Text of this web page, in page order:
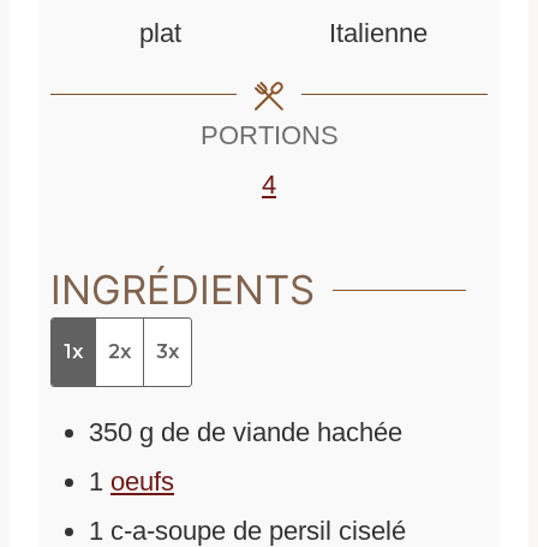
s
plat
Italienne
PORTIONS
4
INGRÉDIENTS
1x 2x 3x
350 g de de viande hachée
1 oeufs
1 c-a-soupe de persil ciselé